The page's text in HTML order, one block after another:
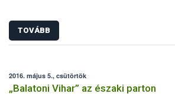
TOVÁBB
2016. május 5., csütörtök
„Balatoni Vihar” az északi parton